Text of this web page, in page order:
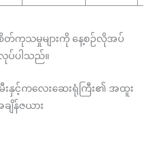
တ်ကုသမှုများကို နေ့စဉ်လိုအပ်
ပ်ပါသည်။
းနှင့်ကလေးဆေးရုံကြီး၏ အထူး
ျိန်ဇယား